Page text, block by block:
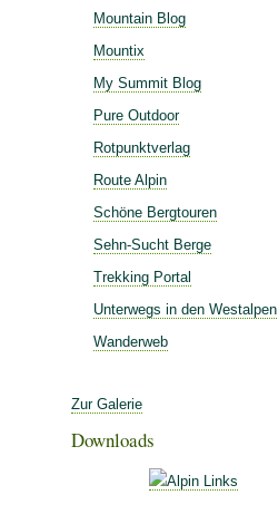
Mountain Blog
Mountix
My Summit Blog
Pure Outdoor
Rotpunktverlag
Route Alpin
Schöne Bergtouren
Sehn-Sucht Berge
Trekking Portal
Unterwegs in den Westalpen
Wanderweb
Zur Galerie
Downloads